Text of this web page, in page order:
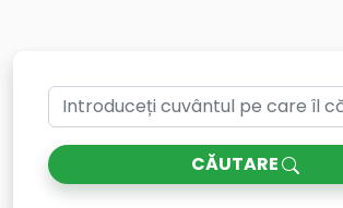
CĂUTARE